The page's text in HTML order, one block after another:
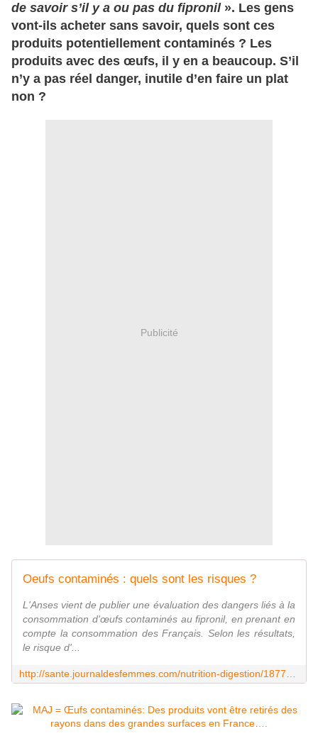
de savoir s’il y a ou pas du fipronil». Les gens
vont-ils acheter sans savoir, quels sont ces
produits potentiellement contaminés ? Les
produits avec des œufs, il y en a beaucoup. S’il
n’y a pas réel danger, inutile d’en faire un plat
non ?
Publicité
Oeufs contaminés : quels sont les risques ?
L'Anses vient de publier une évaluation des dangers liés à la
consommation d'œufs contaminés au fipronil, en prenant en
compte la consommation des Français. Selon les résultats,
le risque d'...